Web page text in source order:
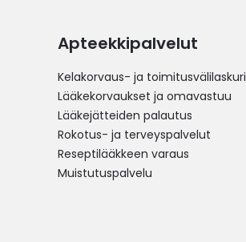
Apteekkipalvelut
Kelakorvaus- ja toimitusvälilaskuri
Lääkekorvaukset ja omavastuu
Lääkejätteiden palautus
Rokotus- ja terveyspalvelut
Reseptilääkkeen varaus
Muistutuspalvelu